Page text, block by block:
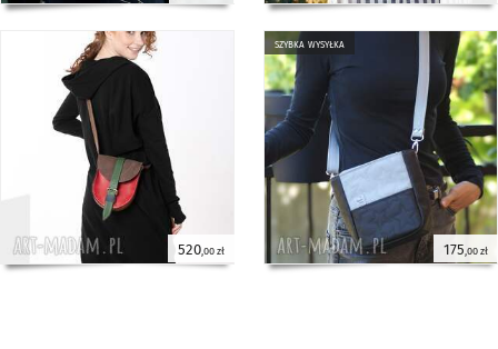
520,00 zł
szybka wysyłka
175,00 zł